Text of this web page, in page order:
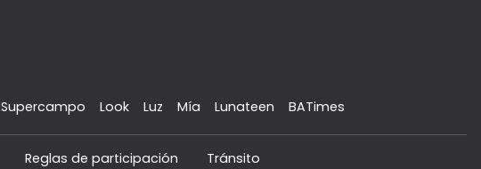
Supercampo Look Luz Mía Lunateen BATimes
Reglas de participación Tránsito